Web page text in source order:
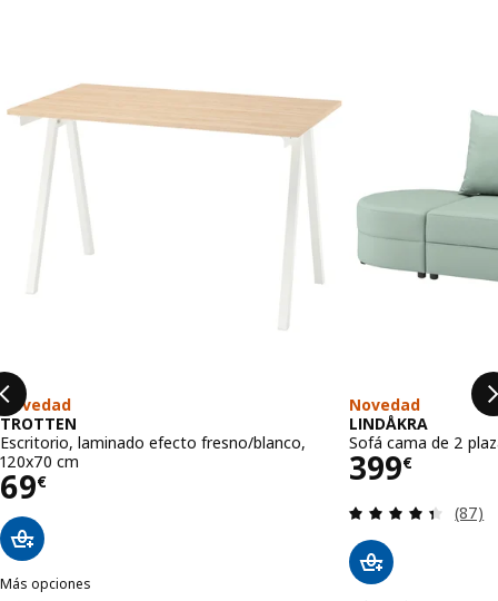
Novedad
TROTTEN
Escritorio, laminado efecto fresno/blanco,
120x70 cm
69€
Precio 69€
Más opciones
Novedad
LINDÅKRA
Sofá cama de 2
399€
Precio
(87)